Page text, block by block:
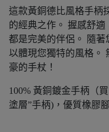
這款黃銅德比風格手柄
的經典之作。 握感舒
都是完美的伴侶。 隨
以體現您獨特的風格。
豪的手杖！
100% 黃銅鍍金手柄（
塗層”手柄)，優質橡膠